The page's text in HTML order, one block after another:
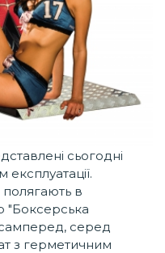
сьогодні
полягають в
"Боксерська
серед
з герметичним